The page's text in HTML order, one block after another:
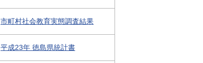
市町村社会教育実態調査結果
平成23年 徳島県統計書